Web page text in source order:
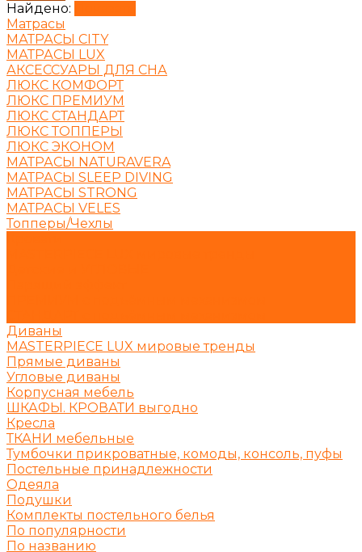
Найдено:
Матрасы
МАТРАСЫ CITY
МАТРАСЫ LUX
АКСЕССУАРЫ ДЛЯ СНА
ЛЮКС КОМФОРТ
ЛЮКС ПРЕМИУМ
ЛЮКС СТАНДАРТ
ЛЮКС ТОППЕРЫ
ЛЮКС ЭКОНОМ
МАТРАСЫ NATURAVERA
МАТРАСЫ SLEEP DIVING
МАТРАСЫ STRONG
МАТРАСЫ VELES
Топперы/Чехлы
Диваны
MASTERPIECE LUX мировые тренды
Прямые диваны
Угловые диваны
Корпусная мебель
ШКАФЫ. КРОВАТИ выгодно
Кресла
ТКАНИ мебельные
Тумбочки прикроватные, комоды, консоль, пуфы
Постельные принадлежности
Одеяла
Подушки
Комплекты постельного белья
По популярности
По названию